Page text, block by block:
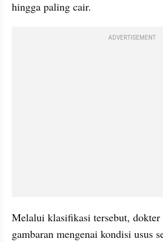
hingga paling cair.
ADVERTISEMENT
Melalui klasifikasi tersebut, dokter
gambaran mengenai kondisi usus